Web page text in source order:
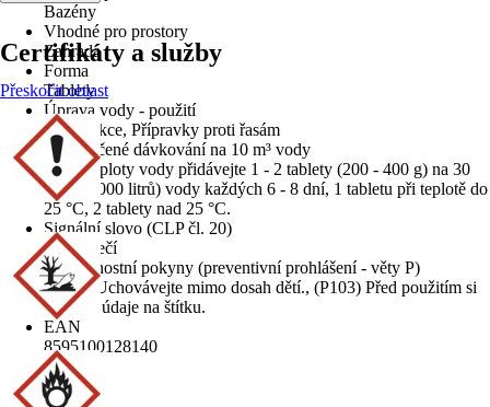
Bazény
Vhodné pro prostory
Zahrada
Forma
Tablety
Úprava vody - použití
Dezinfekce, Přípravky proti řasám
Doporučené dávkování na 10 m³ vody
Podle teploty vody přidávejte 1 - 2 tablety (200 - 400 g) na 30
m3 (30 000 litrů) vody každých 6 - 8 dní, 1 tabletu při teplotě do
25 °C, 2 tablety nad 25 °C.
Signální slovo (CLP čl. 20)
Nebezpečí
Bezpečnostní pokyny (preventivní prohlášení - věty P)
(P102) Uchovávejte mimo dosah dětí., (P103) Před použitím si
přečtěte údaje na štítku.
EAN
8595100128140
Certifikáty a služby
Přeskočit oblast